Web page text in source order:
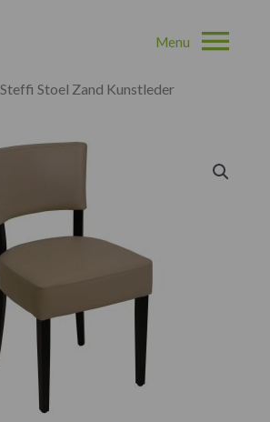
Steffi Stoel Zand Kunstleder